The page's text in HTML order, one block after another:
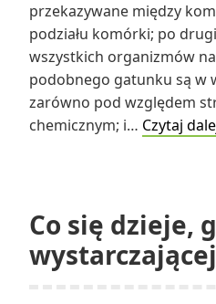
przekazywane między
podziału komórki; po
wszystkich organizmów
podobnego gatunku są w
zarówno pod względem
chemicznym; i… Czytaj
Co się dzieje,